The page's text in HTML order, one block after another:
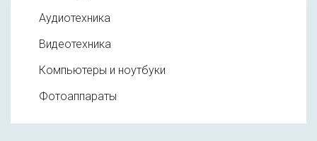
Аудиотехника
Видеотехника
Компьютеры и ноутбуки
Фотоаппараты